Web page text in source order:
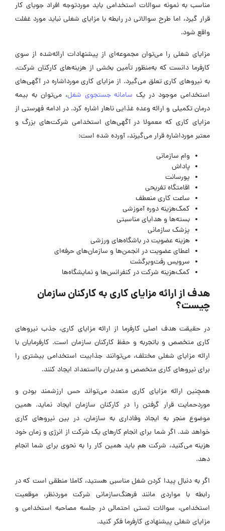
مناسب به نمونه سوالات استخدامی باید موردتوجه افراد جویای کار
قرار گیرد، اما طرح سوالاتی در رابطه با مزایای شغلی نباید مورد غفلت
واقع شود.
مزایای شغلی را می‌توان مجموعه‌ای از پیشنهادات ارائه‌شده از سوی
کارفرما دانست که به‌منظور تأمین بخشی از هزینه‌های کارکنان شرکت،
به نیروهای کاری تعلق می‌گیرد. از مزایای کاری مورداشاره در آگهی‌های
استخدامی موجود در یک سامانه جستجوی شغل، می‌توان به بیمه
درمان تکمیلی و ارائه وعده غذایی ناهار اشاره کرد. در ادامه فهرستی از
مزایای کاری که معمولا در آگهی‌های استخدامی شرکت‌های بزرگ و
معتبر مورداشاره قرار می‌گیرند، آورده شده است:
وام سازمانی
پاداش
پورسانت
اقامتگاه تفریحی
ساعت کاری منعطف
کمک‌هزینه دوره آموزشی
بسته‌ها و هدایای مناسبتی
پزشک سازمانی
هزینه عضویت در باشگاه‌های ورزشی
اعطای عضویت در انجمن‌ها و سازمان‌های حرفه‌ای
سرویس رفت‌وبرگشت
کمک‌هزینه شرکت در کنفرانس‌ها و نمایشگاه‌ها
هدف از ارائه مزایای کاری به کارکنان سازمان
چیست؟
در حقیقت هدف اصلی کارفرما از ارائه مزایای کاری، جذب نیروهای
کاری متخصص و باتجربه و حفظ کارکنان سازمان است. کارفرمایان با
ارائه مزایای شغلی مختلف، می‌توانند جذابیت استخدامی بیشتری را
برای نیروهای کاری متخصص و مدیران بااستعداد ایجاد کنند.
همچنین ارائه مزایای کاری متعدد می‌تواند حس ارزشمند بودن و
موردحمایت قرار گرفتن را در کارکنان سازمان ایجاد نماید. همین
موضوع منجر به ایجاد وفاداری به سازمان، در بین نیروهای کاری
خواهد شد. اگر شما برای انجام کارهای یک شرکت از انرژی و زمان خود
هزینه می‌کنید، شرکت هم باید همین کار را به نحوی برای شما انجام
دهد.
اگر به دنبال پیدا کردن شغل مناسبی هستید، کاملا منطقی است که در
رابطه با مواردی مانند فرهنگ‌سازمانی شرکت موردنظر، موقعیت
استخدامی، سوالات تستی احتمالی در جلسه مصاحبه استخدامی و
مزایای شغلی پیشنهادی کارفرما فکر کنید.